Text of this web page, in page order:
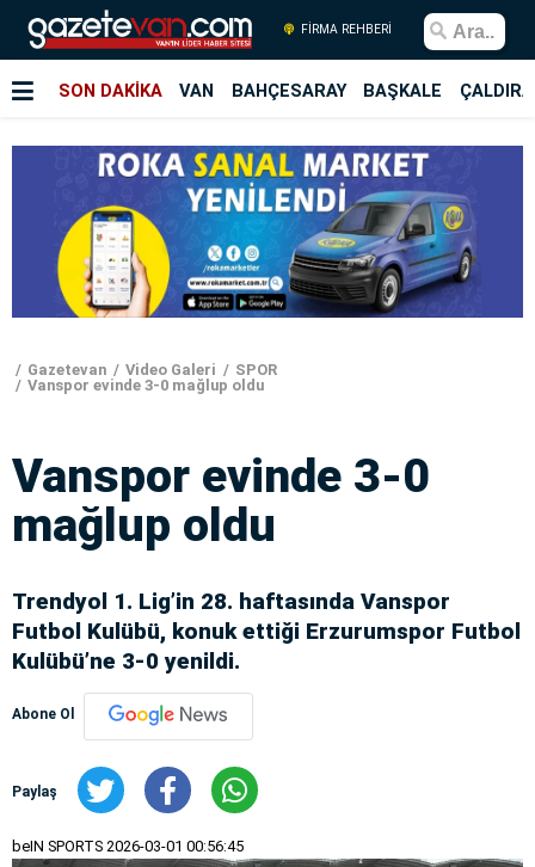
FİRMA REHBERİ
SON DAKİKA VAN BAHÇESARAY BAŞKALE
Gazetevan Video Galeri
SPOR
Vanspor evinde 3-0 mağlup oldu
Vanspor evinde 3-0
mağlup oldu
Trendyol 1. Lig’in 28. haftasında Vanspor
Futbol Kulübü, konuk ettiği Erzurumspor Futbol
Kulübü’ne 3-0 yenildi.
Abone Ol
Paylaş
beIN SPORTS 2026-03-01 00:56:45